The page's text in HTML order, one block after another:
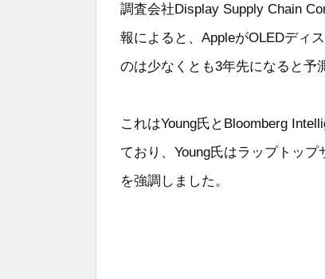
調査会社Display Supply Chain
報によると、AppleがOLEDディ
のは少なくとも3年先になると予
これはYoung氏とBloomberg
ており、Young氏はラップトッ
を強調しました。